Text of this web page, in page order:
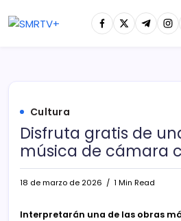
Cultura
Disfruta gratis de
música de cámara
18 de marzo de 2026 1 Min Read
Interpretarán una de las obras